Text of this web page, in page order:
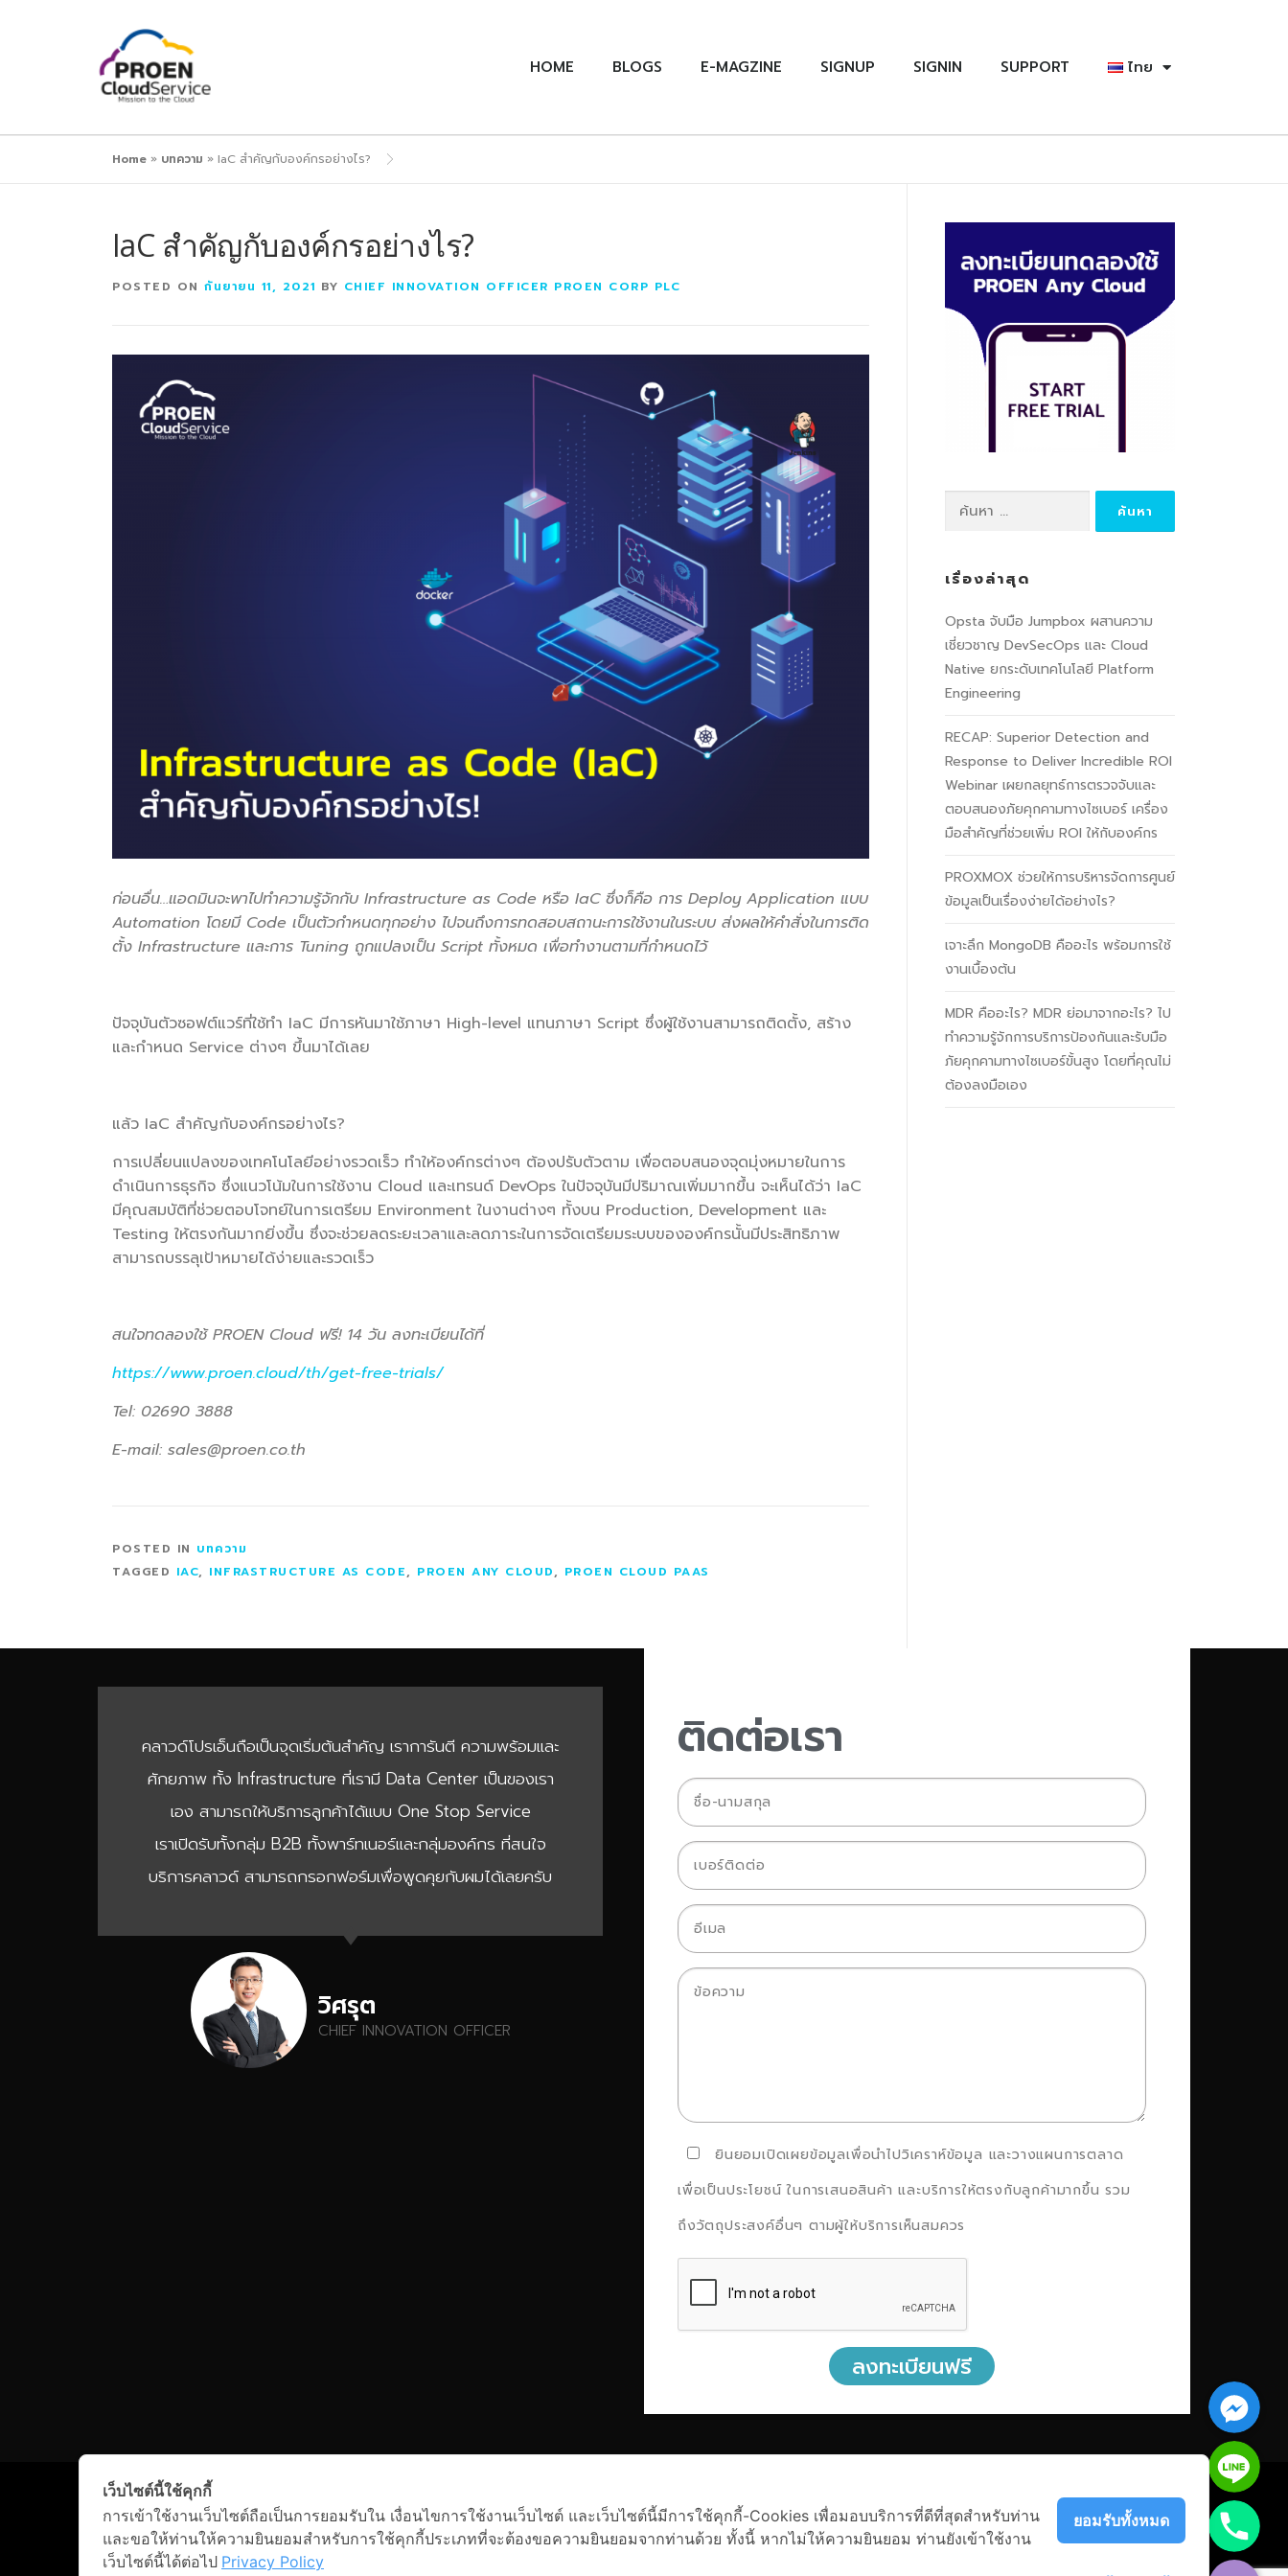
HOME BLOGS E-MAGZINE SIGNUP SIGNIN SUPPORT ไทย
Home » บทความ » IaC สำคัญกับองค์กรอย่างไร?
IaC สำคัญกับองค์กรอย่างไร?
POSTED ON กันยายน 11, 2021 BY CHIEF INNOVATION OFFICER PROEN CORP PLC
ก่อนอื่น…แอดมินจะพาไปทำความรู้จักกับ Infrastructure as Code หรือ IaC ซึ่งก็คือ การ Deploy Application แบบ
Automation โดยมี Code เป็นตัวกำหนดทุกอย่าง ไปจนถึงการทดสอบสถานะการใช้งานในระบบ ส่งผลให้คำสั่งในการติด
ตั้ง Infrastructure และการ Tuning ถูกแปลงเป็น Script ทั้งหมด เพื่อทำงานตามที่กำหนดไว้
ปัจจุบันตัวซอฟต์แวร์ที่ใช้ทำ IaC มีการหันมาใช้ภาษา High-level แทนภาษา Script ซึ่งผู้ใช้งานสามารถติดตั้ง, สร้าง
และกำหนด Service ต่างๆ ขึ้นมาได้เลย
แล้ว IaC สำคัญกับองค์กรอย่างไร?
การเปลี่ยนแปลงของเทคโนโลยีอย่างรวดเร็ว ทำให้องค์กรต่างๆ ต้องปรับตัวตาม เพื่อตอบสนองจุดมุ่งหมายในการ
ดำเนินการธุรกิจ ซึ่งแนวโน้มในการใช้งาน Cloud และเทรนด์ DevOps ในปัจจุบันมีปริมาณเพิ่มมากขึ้น จะเห็นได้ว่า IaC
มีคุณสมบัติที่ช่วยตอบโจทย์ในการเตรียม Environment ในงานต่างๆ ทั้งบน Production, Development และ
Testing ให้ตรงกันมากยิ่งขึ้น ซึ่งจะช่วยลดระยะเวลาและลดภาระในการจัดเตรียมระบบขององค์กรนั้นมีประสิทธิภาพ
สามารถบรรลุเป้าหมายได้ง่ายและรวดเร็ว
สนใจทดลองใช้ PROEN Cloud ฟรี! 14 วัน ลงทะเบียนได้ที่
https://www.proen.cloud/th/get-free-trials/
Tel: 02690 3888
E-mail: sales@proen.co.th
POSTED IN บทความ
TAGGED IAC, INFRASTRUCTURE AS CODE, PROEN ANY CLOUD, PROEN CLOUD PAAS
เรื่องล่าสุด
Opsta จับมือ Jumpbox ผสานความ
เชี่ยวชาญ DevSecOps และ Cloud
Native ยกระดับเทคโนโลยี Platform
Engineering
RECAP: Superior Detection and
Response to Deliver Incredible ROI
Webinar เผยกลยุทธ์การตรวจจับและ
ตอบสนองภัยคุกคามทางไซเบอร์ เครื่อง
มือสำคัญที่ช่วยเพิ่ม ROI ให้กับองค์กร
PROXMOX ช่วยให้การบริหารจัดการศูนย์
ข้อมูลเป็นเรื่องง่ายได้อย่างไร?
เจาะลึก MongoDB คืออะไร พร้อมการใช้
งานเบื้องต้น
MDR คืออะไร? MDR ย่อมาจากอะไร? ไป
ทำความรู้จักการบริการป้องกันและรับมือ
ภัยคุกคามทางไซเบอร์ขั้นสูง โดยที่คุณไม่
ต้องลงมือเอง
คลาวด์โปรเอ็นถือเป็นจุดเริ่มต้นสำคัญ เราการันตี ความพร้อมและ
ศักยภาพ ทั้ง Infrastructure ที่เรามี Data Center เป็นของเรา
เอง สามารถให้บริการลูกค้าได้แบบ One Stop Service
เราเปิดรับทั้งกลุ่ม B2B ทั้งพาร์ทเนอร์และกลุ่มองค์กร ที่สนใจ
บริการคลาวด์ สามารถกรอกฟอร์มเพื่อพูดคุยกับผมได้เลยครับ
วิศรุต
CHIEF INNOVATION OFFICER
ติดต่อเรา
ยินยอมเปิดเผยข้อมูลเพื่อนำไปวิเคราห์ข้อมูล และวางแผนการตลาด
เพื่อเป็นประโยชน์ ในการเสนอสินค้า และบริการให้ตรงกับลูกค้ามากขึ้น รวม
ถึงวัตถุประสงค์อื่นๆ ตามผู้ให้บริการเห็นสมควร
ลงทะเบียนฟรี
นโยบายการคุ้มครองข้อมูลส่วนบุคคล
Facebook
Line
Phone
เว็บไซต์นี้ใช้คุกกี้
การเข้าใช้งานเว็บไซต์ถือเป็นการยอมรับใน เงื่อนไขการใช้งานเว็บไซต์ และเว็บไซต์นี้มีการใช้คุกกี้-Cookies เพื่อมอบบริการที่ดีที่สุดสำหรับท่าน
และขอให้ท่านให้ความยินยอมสำหรับการใช้คุกกี้ประเภทที่จะต้องขอความยินยอมจากท่านด้วย ทั้งนี้ หากไม่ให้ความยินยอม ท่านยังเข้าใช้งาน
เว็บไซต์นี้ได้ต่อไป Privacy Policy
ยอมรับทั้งหมด